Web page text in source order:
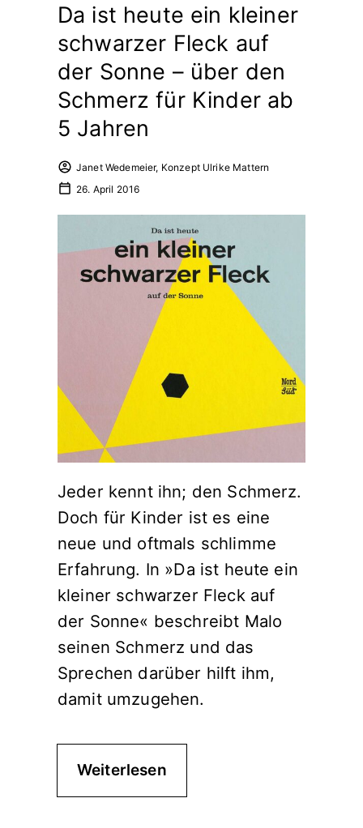
Da ist heute ein kleiner
schwarzer Fleck auf
der Sonne – über den
Schmerz für Kinder ab
5 Jahren
Janet Wedemeier, Konzept Ulrike Mattern
26. April 2016
Jeder kennt ihn; den Schmerz.
Doch für Kinder ist es eine
neue und oftmals schlimme
Erfahrung. In »Da ist heute ein
kleiner schwarzer Fleck auf
der Sonne« beschreibt Malo
seinen Schmerz und das
Sprechen darüber hilft ihm,
damit umzugehen.
Weiterlesen